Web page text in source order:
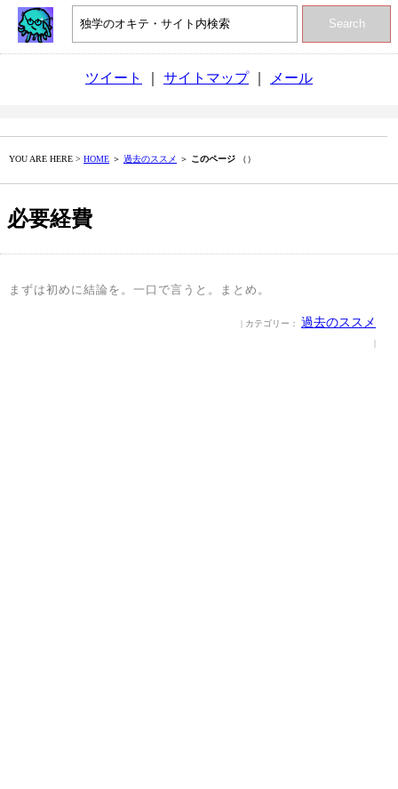
Search
ツイート サイトマップ｜ メール
YOU ARE HERE > HOME ＞ 過去のススメ ＞ このページ （）
必要経費
まずは初めに結論を。一口で言うと。まとめ。
| カテゴリー： 過去のススメ
|